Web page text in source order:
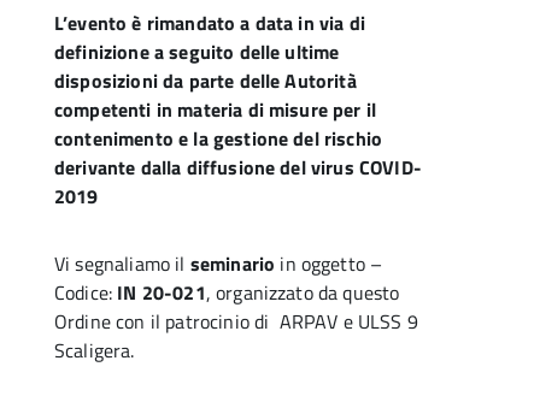
L’evento è rimandato a data in via di
definizione a seguito delle ultime
disposizioni da parte delle Autorità
competenti in materia di misure per il
contenimento e la gestione del rischio
derivante dalla diffusione del virus COVID-
2019
Vi segnaliamo il seminario in oggetto –
Codice: IN 20-021, organizzato da questo
Ordine con il patrocinio di ARPAV e ULSS 9
Scaligera.